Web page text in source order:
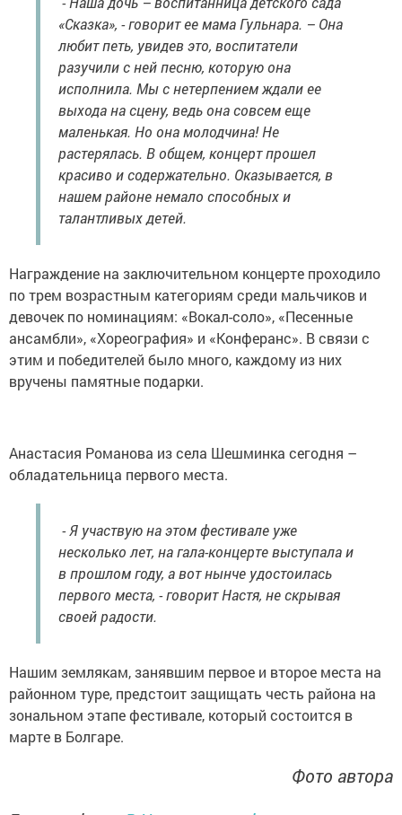
«Сказка», - говорит ее мама Гульнара. – Она
любит петь, увидев это, воспитатели
разучили с ней песню, которую она
исполнила. Мы с нетерпением ждали ее
выхода на сцену, ведь она совсем еще
маленькая. Но она молодчина! Не
растерялась. В общем, концерт прошел
красиво и содержательно. Оказывается, в
нашем районе немало способных и
талантливых детей.
Награждение на заключительном концерте проходило
по трем возрастным категориям среди мальчиков и
девочек по номинациям: «Вокал-соло», «Песенные
ансамбли», «Хореография» и «Конферанс». В связи с
этим и победителей было много, каждому из них
вручены памятные подарки.
Анастасия Романова из села Шешминка сегодня –
обладательница первого места.
- Я участвую на этом фестивале уже
несколько лет, на гала-концерте выступала и
в прошлом году, а вот нынче удостоилась
первого места, - говорит Настя, не скрывая
своей радости.
Нашим землякам, занявшим первое и второе места на
районном туре, предстоит защищать честь района на
зональном этапе фестивале, который состоится в
марте в Болгаре.
Фото автора